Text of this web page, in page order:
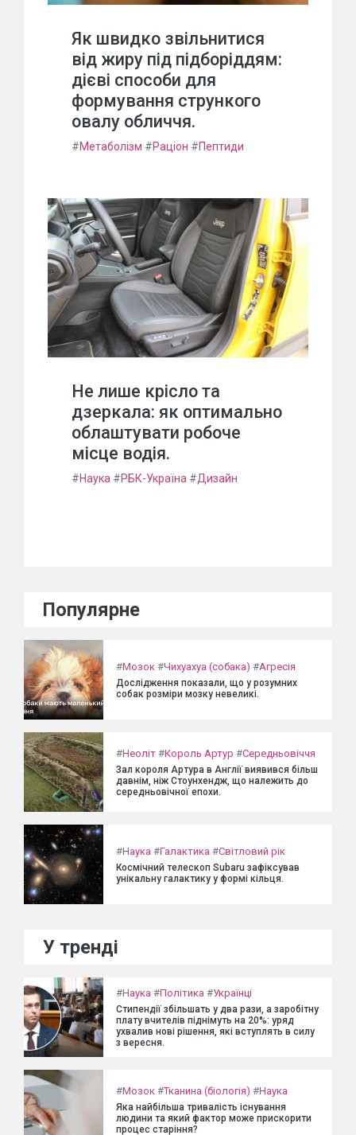
Як швидко звільнитися
від жиру під підборіддям:
дієві способи для
формування стрункого
овалу обличчя.
#Метаболізм #Раціон #Пептиди
Не лише крісло та
дзеркала: як оптимально
облаштувати робоче
місце водія.
#Наука #РБК-Україна #Дизайн
Популярне
#Мозок #Чихуахуа (собака) #Агресія
Дослідження показали, що у розумних
собак розміри мозку невеликі.
#Неоліт #Король Артур #Середньовіччя
Зал короля Артура в Англії виявився більш
давнім, ніж Стоунхендж, що належить до
середньовічної епохи.
#Наука #Галактика #Світловий рік
Космічний телескоп Subaru зафіксував
унікальну галактику у формі кільця.
У тренді
#Наука #Політика #Українці
Стипендії збільшать у два рази, а заробітну
плату вчителів піднімуть на 20%: уряд
ухвалив нові рішення, які вступлять в силу
з вересня.
#Мозок #Тканина (біологія) #Наука
Яка найбільша тривалість існування
людини та який фактор може прискорити
процес старіння?